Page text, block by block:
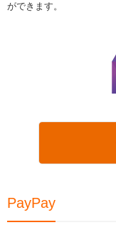
ができます。
PayPay